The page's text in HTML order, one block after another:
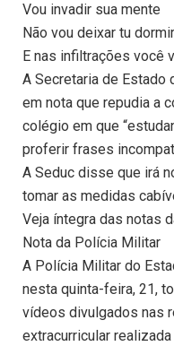
Vou invadir sua mente
Não vou deixar tu dormir
E nas infiltrações você
A Secretaria de Estado
em nota que repudia a
colégio em que
proferir frases
A Seduc disse que irá
tomar as medidas
Veja íntegra das notas
Nota da Polícia Militar
A Polícia Militar do
nesta quinta-feira, 21,
vídeos divulgados nas
extracurricular